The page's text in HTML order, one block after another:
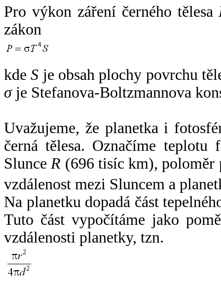
Pro výkon záření černého tělesa
zákon
kdeS je obsah plochy povrchu
σje Stefanova-Boltzmannova
Uvažujeme, že planetka i
černá tělesa. Označíme
SlunceR (696 tisíc km),
vzdálenost mezi Sluncem a
Na planetku dopadá část
Tuto část vypočítáme jako
vzdálenosti planetky, tzn.